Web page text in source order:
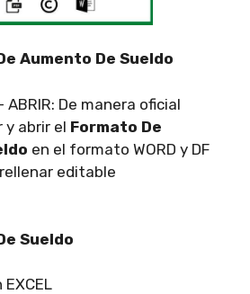
Aumento De Sueldo
ABRIR: De manera oficial
y abrir el Formato De
en el formato WORD y DF
editable
Sueldo